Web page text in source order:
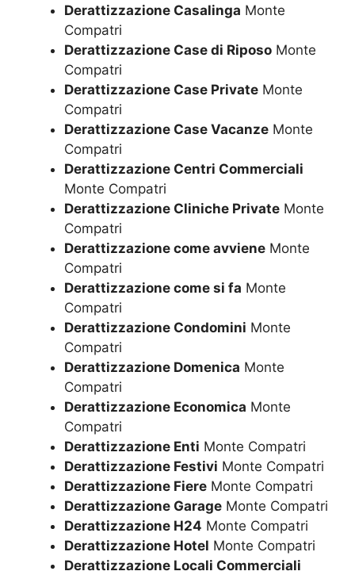
Derattizzazione Casalinga Monte
Compatri
Derattizzazione Case di Riposo Monte
Compatri
Derattizzazione Case Private Monte
Compatri
Derattizzazione Case Vacanze Monte
Compatri
Derattizzazione Centri Commerciali
Monte Compatri
Derattizzazione Cliniche Private Monte
Compatri
Derattizzazione come avviene Monte
Compatri
Derattizzazione come si fa Monte
Compatri
Derattizzazione Condomini Monte
Compatri
Derattizzazione Domenica Monte
Compatri
Derattizzazione Economica Monte
Compatri
Derattizzazione Enti Monte Compatri
Derattizzazione Festivi Monte Compatri
Derattizzazione Fiere Monte Compatri
Derattizzazione Garage Monte Compatri
Derattizzazione H24 Monte Compatri
Derattizzazione Hotel Monte Compatri
Derattizzazione Locali Commerciali